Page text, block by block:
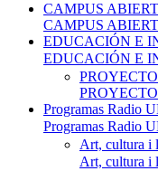
CAMPUS
CAMPUS
EDUCACIÓN E
EDUCACIÓN E
Programas Radio
Programas Radio
Art, cultura i
Art, cultura i